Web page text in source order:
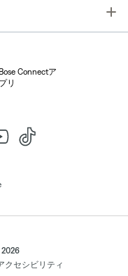
Bose Connectア
プリ
クセシビリティ